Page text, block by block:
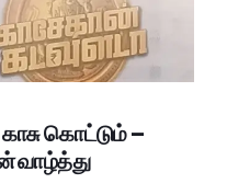
கொட்டும் –
வாழ்த்து